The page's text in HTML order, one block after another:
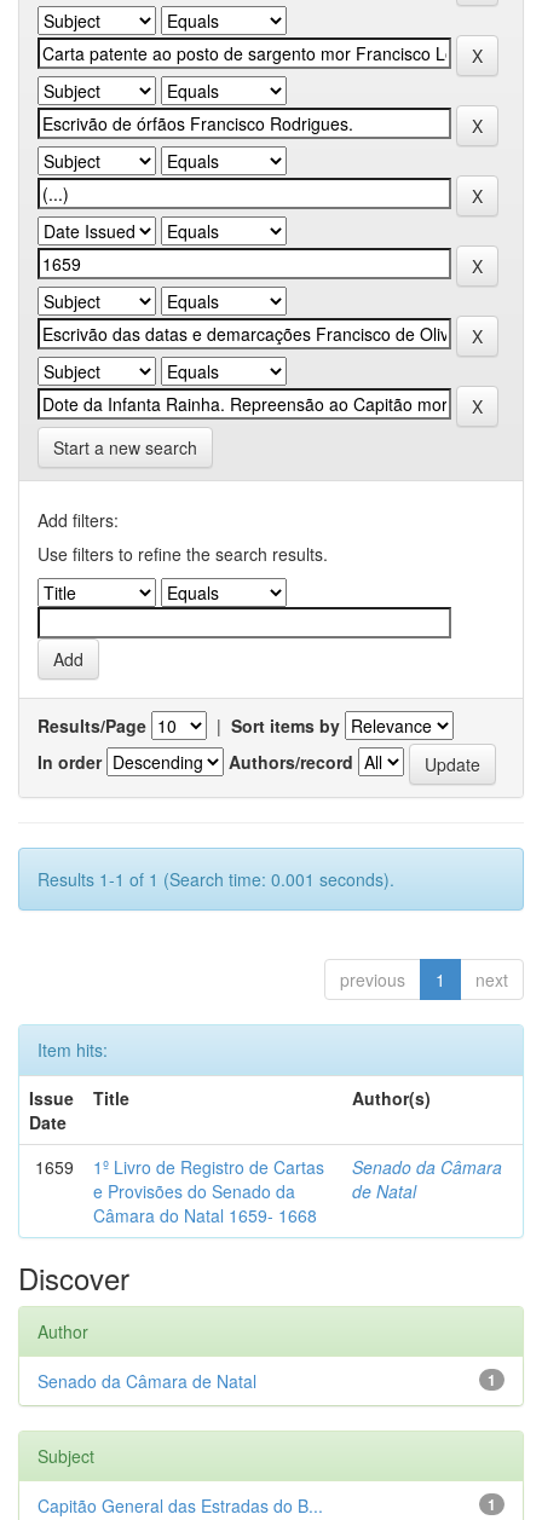
Start a new search
Add filters:
Use filters to refine the search results.
Results/Page | Sort items by
In order
Authors/record
Results 1-1 of 1 (Search time: 0.001 seconds).
previous 1 next
Item hits:
Issue
Date
Title Author(s)
1659
1º Livro de Registro de Cartas
e Provisões do Senado da
Câmara do Natal 1659- 1668
Senado da Câmara
de Natal
Discover
Author
1
Senado da Câmara de Natal
Subject
1
Capitão General das Estradas do B...